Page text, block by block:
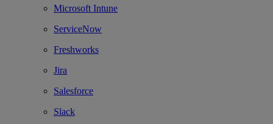
Microsoft Intune
ServiceNow
Freshworks
Jira
Salesforce
Slack